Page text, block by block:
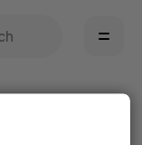
det.